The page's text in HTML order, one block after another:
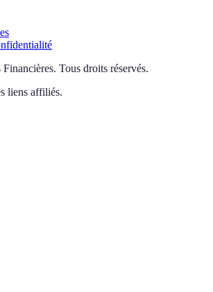
. Tous droits réservés.
liens affiliés.